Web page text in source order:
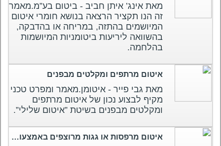
מאת אינג’ איתן חביב - ביטום בע”מ.מאמר
זה הנו תקציר הרצאה בנושא חומרי איטום
המיושמים בהתזה, במריחה או בהדבקה,
בהשוואה ליריעות ביטומניות המיושמות
בהלחמה.
איטום מרתפים ומקלטים מבפנים
מאת גבי פייר - איטומן.מאמר ומפרט טכני
מקיף לבצוע נכון של איטום מרתפים
ומקלטים מבפנים בשיטת ”איטום שלילי”.
איטום מרפסות או גגות מרוצפים באמצעות יריעות ביטומניות